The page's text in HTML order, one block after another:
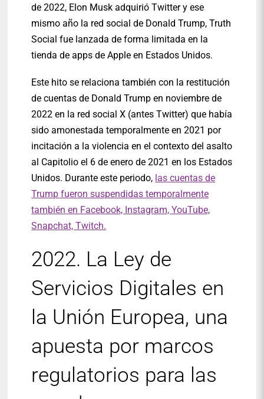
de 2022, Elon Musk adquirió Twitter y ese
mismo año la red social de Donald Trump, Truth
Social fue lanzada de forma limitada en la
tienda de apps de Apple en Estados Unidos.
Este hito se relaciona también con la restitución
de cuentas de Donald Trump en noviembre de
2022 en la red social X (antes Twitter) que había
sido amonestada temporalmente en 2021 por
incitación a la violencia en el contexto del asalto
al Capitolio el 6 de enero de 2021 en los Estados
Unidos. Durante este periodo, las cuentas de
Trump fueron suspendidas temporalmente
también en Facebook, Instagram, YouTube,
Snapchat, Twitch.
2022. La Ley de
Servicios Digitales en
la Unión Europea, una
apuesta por marcos
regulatorios para las